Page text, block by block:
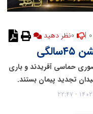
در راهپیمایی ۲۲ بهمن حضوری حماسی آفریدند و باری
تجدید پیمان بستند.